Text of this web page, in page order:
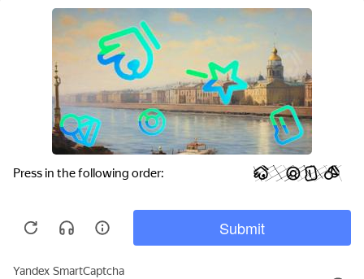
Закрыть
Подтверждение компании
Если вы директор, руководитель или официальный
представитель компании “”, вы можете привязать компанию к
своему аккаунту, чтобы получать уведомления и
редактировать контакты.
Вы желаете привязать эту компанию к своему аккаунту?
Укажите город, который требуется найти: